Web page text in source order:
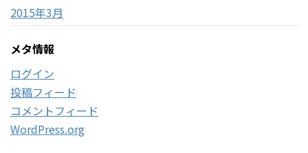
2015年3月
メタ情報
ログイン
投稿フィード
コメントフィード
WordPress.org